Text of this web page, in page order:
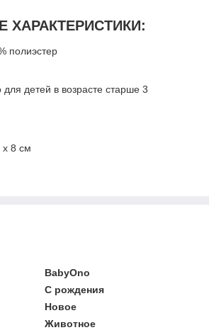
ХАРАКТЕРИСТИКИ:
полиэстер
детей в возрасте старше 3
x 8 см
BabyOno
С рождения
Новое
Животное